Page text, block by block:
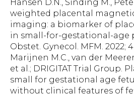
Hansen D.N., Sinding M.,
weighted placental
imaging: a biomarker of
in small-for-gestational-age
Obstet. Gynecol. MFM. 2022; 4
Marijnen M.C., van der
et al.; DRIGITAT Trial Group.
small for gestational age
without clinical features of